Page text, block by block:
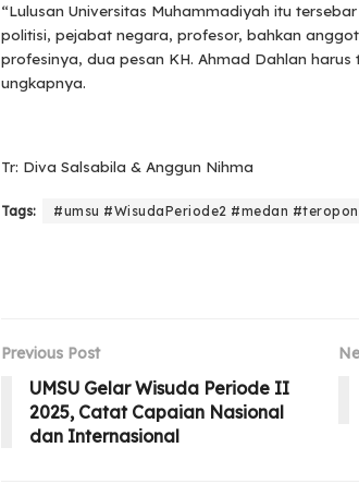
“Lulusan Universitas Muhammadiyah itu
politisi, pejabat negara, profesor, bahkan
profesinya, dua pesan KH. Ahmad Dahlan
ungkapnya.
Tr: Diva Salsabila & Anggun Nihma
Tags: #umsu #WisudaPeriode2 #medan
Previous Post
UMSU Gelar Wisuda Periode II
2025, Catat Capaian Nasional
dan Internasional